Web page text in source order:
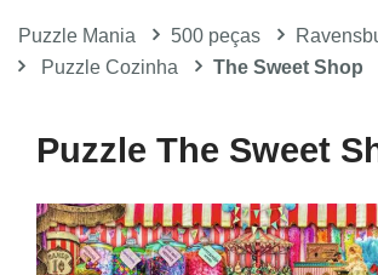
Puzzle Mania 500 peças
Puzzle Cozinha
The Sweet Shop
Puzzle The Sweet